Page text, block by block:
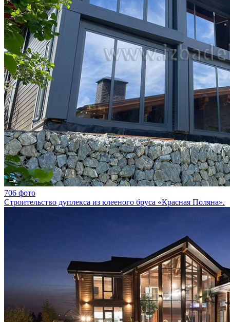
706 фото
Строительство дуплекса из клееного бруса «Красная Поляна».